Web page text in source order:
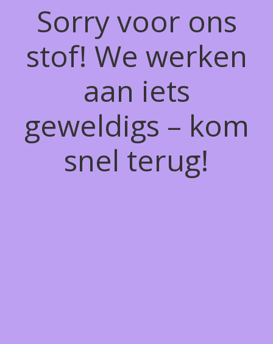
Sorry voor ons
stof! We werken
aan iets
geweldigs – kom
snel terug!